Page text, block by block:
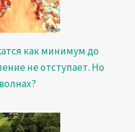
как минимум до
не отступает. Но